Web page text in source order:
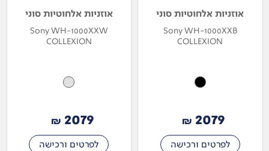
אוזניות אלחוטיות סוני
Sony WH-1000XXB
COLLEXION
2079
₪
לפרטים ורכישה
אוזניות אלחוטיות סוני
Sony WH-1000XXW
COLLEXION
2079
₪
לפרטים ורכישה